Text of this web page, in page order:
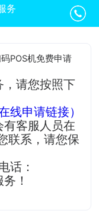
务
POS机免费申请
，请您按照下
在线申请链接）
有客服人员在
联系，请您保
话：
！